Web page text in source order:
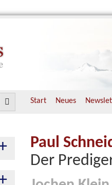
Start Neues
Paul
Der